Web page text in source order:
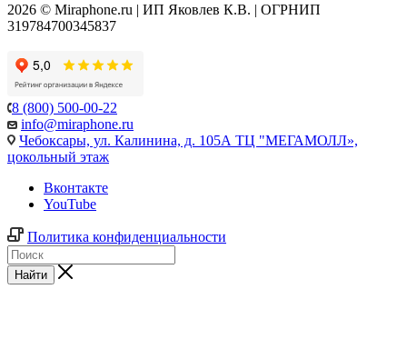
2026 © Miraphone.ru | ИП Яковлев К.В. | ОГРНИП
319784700345837
8 (800) 500-00-22
info@miraphone.ru
Чебоксары, ул. Калинина, д. 105А ТЦ "МЕГАМОЛЛ»,
цокольный этаж
Вконтакте
YouTube
Политика конфиденциальности
Найти